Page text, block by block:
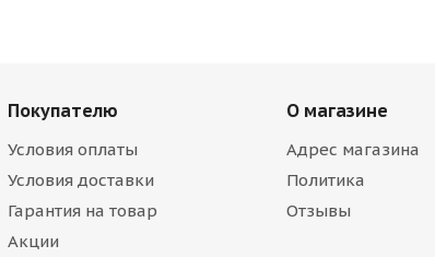
Покупателю
Условия оплаты
Условия доставки
Гарантия на товар
Акции
О магазине
Адрес магазина
Политика
Отзывы